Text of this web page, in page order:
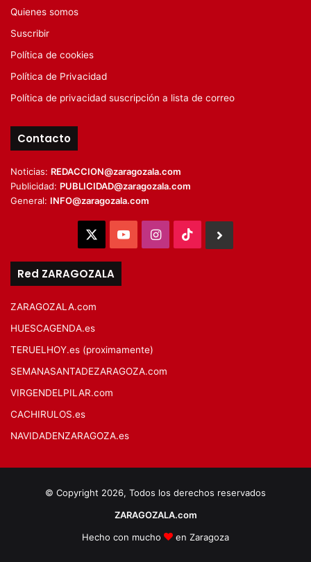
Quienes somos
Suscribir
Política de cookies
Política de Privacidad
Política de privacidad suscripción a lista de correo
Contacto
Noticias: REDACCION@zaragozala.com
Publicidad: PUBLICIDAD@zaragozala.com
General: INFO@zaragozala.com
YouTubeInstagram
TikTok
Red ZARAGOZALA
ZARAGOZALA.com
HUESCAGENDA.es
TERUELHOY.es (proximamente)
SEMANASANTADEZARAGOZA.com
VIRGENDELPILAR.com
CACHIRULOS.es
NAVIDADENZARAGOZA.es
© Copyright 2026, Todos los derechos reservados
ZARAGOZALA.com
Hecho con mucho
en Zaragoza